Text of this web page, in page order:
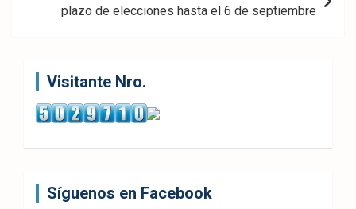
plazo de elecciones hasta el 6 de septiembre
Visitante Nro.
Síguenos en Facebook